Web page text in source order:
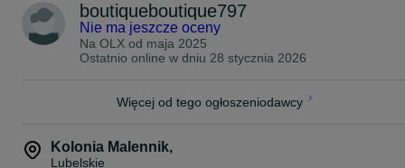
boutiqueboutique797
Nie ma jeszcze oceny
Na OLX od maja 2025
Ostatnio online w dniu 28 stycznia 2026
Więcej od tego ogłoszeniodawcy
Kolonia Malennik,
Lubelskie